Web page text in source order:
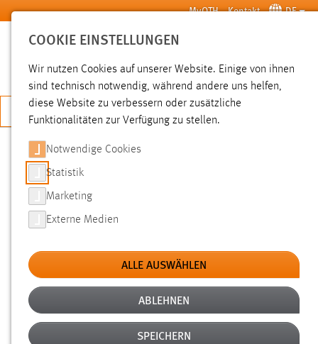
Zum Hauptinhalt springen MyOTH Kontakt DE
SUCHE
JETZT BEWERBEN
WILLKOMMEN ZU UNSEREN
STUDIENANGEBOTEN
MIT DEM SCHWERPUNKT KÜNSTLICHE
INTELLIGENZ!
Bachelor
Künstliche Intelligenz – International
[>> Start zum Sommersemester]
COOKIE EINSTELLUNGEN
Wir nutzen Cookies auf unserer Website. Einige von ihnen
sind technisch notwendig, während andere uns helfen,
diese Website zu verbessern oder zusätzliche
Funktionalitäten zur Verfügung zu stellen.
Notwendige Cookies
Statistik
Marketing
Externe Medien
ALLE AUSWÄHLEN
ABLEHNEN
SPEICHERN